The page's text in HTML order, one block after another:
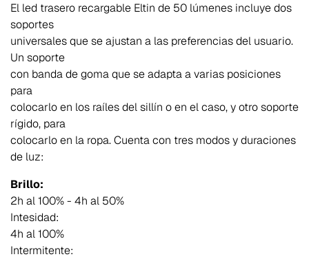
El led trasero recargable Eltin de 50 lúmenes incluye dos
soportes
universales que se ajustan a las preferencias del usuario.
Un soporte
con banda de goma que se adapta a varias posiciones
para
colocarlo en los raíles del sillín o en el caso, y otro soporte
rígido, para
colocarlo en la ropa. Cuenta con tres modos y duraciones
de luz:
Brillo:
2h al 100% - 4h al 50%
Intesidad:
4h al 100%
Intermitente: